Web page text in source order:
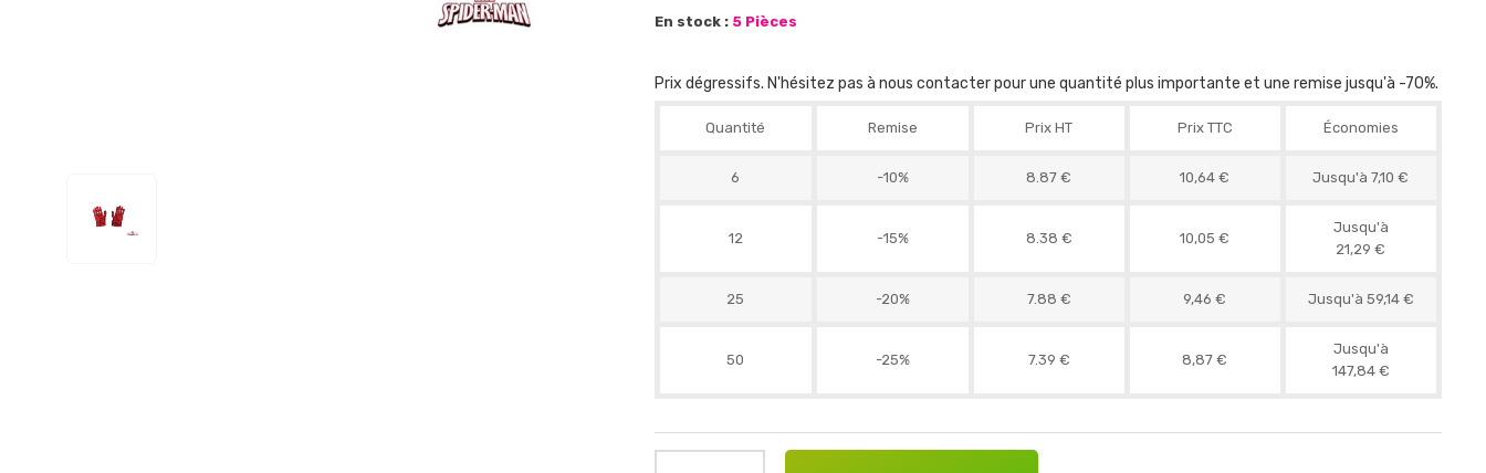
En stock : 5 Pièces
Prix dégressifs. N'hésitez pas à nous contacter pour une quantité plus importante et une remise jusqu'à -70%.
Quantité Remise Prix HT Prix TTC Économies
6 -10% 8.87 € 10,64 € Jusqu'à 7,10 €
12 -15% 8.38 € 10,05 €
Jusqu'à
21,29 €
25 -20% 7.88 € 9,46 € Jusqu'à 59,14 €
50 -25% 7.39 € 8,87 €
Jusqu'à
147,84 €